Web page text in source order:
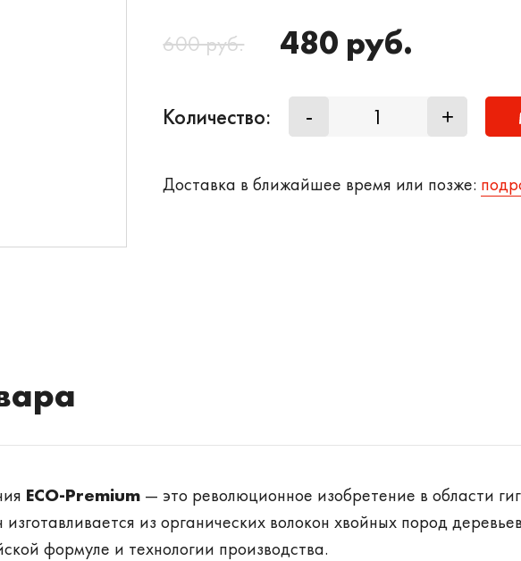
600 руб. 480 руб.
Количество: - +
Доставка в ближайшее время или позже:
ECO-Premium — это революционное изобретение в области
из органических волокон хвойных пород
формуле и технологии производства.